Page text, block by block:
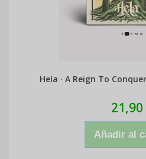
Hela · A Reign To
21,90
Añadir al